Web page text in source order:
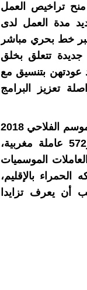
تراخيص العمل
مدة العمل لدى
خط بحري مباشر
جديدة تتعلق بخلق
عودتهن بتنسيق مع
تعزيز البرامج
كما تطرق الاجتماع لعملية التشغيل برسم الموسم الفلاحي 2018
/ 2019 والتي عرفت استفادة 14 ألف و572 عاملة مغربية،
الموسميات
بالإقليم،
أن يعرف تزايدا